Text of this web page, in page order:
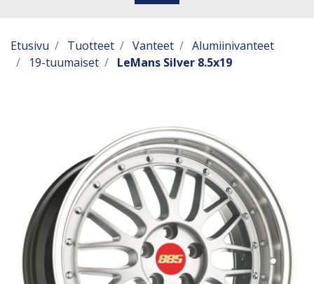
Etusivu Tuotteet Vanteet
Alumiinivanteet
19-tuumaiset
LeMans Silver 8.5x19